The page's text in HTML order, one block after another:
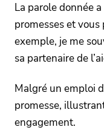
La parole donnée
promesses et
exemple, je me
sa partenaire de
Malgré un emploi
promesse,
engagement.